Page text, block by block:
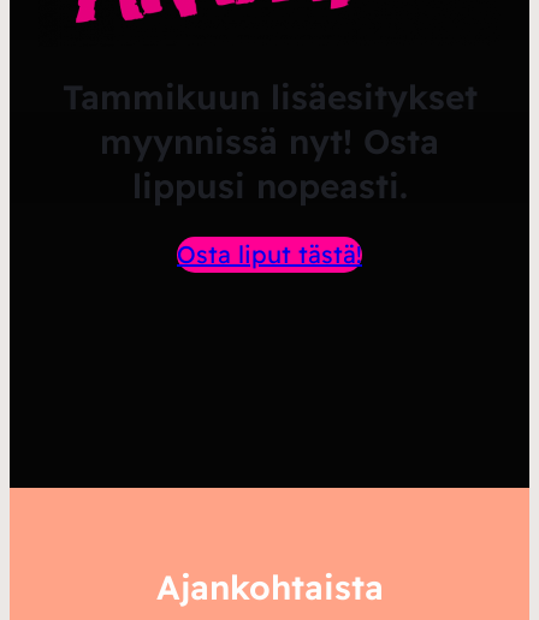
Tammikuun lisäesitykset
myynnissä nyt! Osta
lippusi nopeasti.
Osta liput tästä!
Ajankohtaista